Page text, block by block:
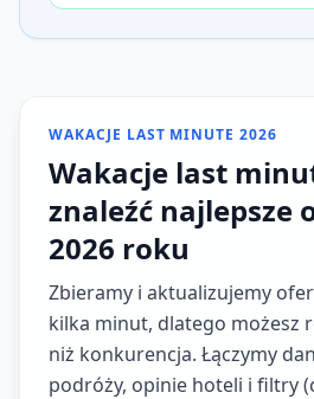
WAKACJE LAST MINUTE 2026
Wakacje last
znaleźć najlepsze
2026 roku
Zbieramy i aktualizujemy
kilka minut, dlatego możesz
niż konkurencja. Łączymy
podróży, opinie hoteli i filtry